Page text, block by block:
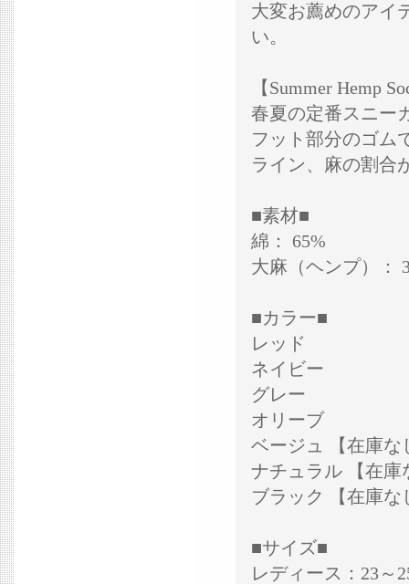
大変お薦めのアイ
い。
【Summer Hemp
春夏の定番スニー
フット部分のゴム
ライン、麻の割合
■素材■
綿： 65%
大麻（ヘンプ）：
■カラー■
レッド
ネイビー
グレー
オリーブ
ベージュ 【在庫な
ナチュラル 【在庫
ブラック 【在庫な
■サイズ■
レディース：23～